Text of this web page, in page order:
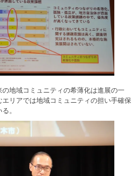
の地域コミュニティの希薄化は進展の一
リアでは地域コミュニティの担い手確保
。